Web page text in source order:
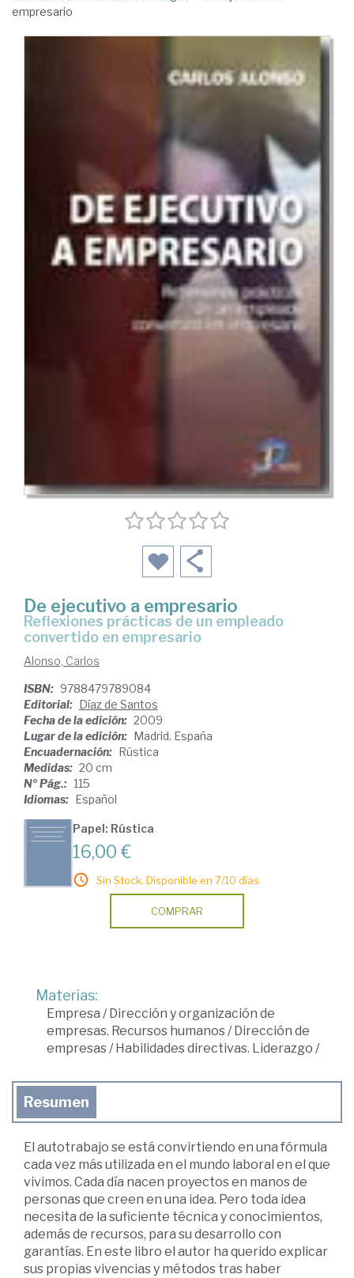
empresario
De ejecutivo a empresario
reflexiones prácticas de un empleado
convertido en empresario
Alonso, Carlos
ISBN: 9788479789084
Editorial: Díaz de Santos
Fecha de la edición: 2009
Lugar de la edición: Madrid. España
Encuadernación: Rústica
Medidas: 20 cm
Nº Pág.: 115
Idiomas: Español
Papel: Rústica
16,00 €
Sin Stock. Disponible en 7/10 días.
COMPRAR
Materias:
Empresa /Dirección y organización de
empresas. Recursos humanos/Dirección de
empresas/Habilidades directivas. Liderazgo /
Resumen
El autotrabajo se está convirtiendo en una fórmula
cada vez más utilizada en el mundo laboral en el que
vivimos. Cada día nacen proyectos en manos de
personas que creen en una idea. Pero toda idea
necesita de la suficiente técnica y conocimientos,
además de recursos, para su desarrollo con
garantías. En este libro el autor ha querido explicar
sus propias vivencias y métodos tras haber